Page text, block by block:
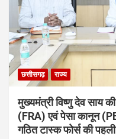
छत्तीसगढ़ राज्य
मुख्यमंत्री विष्णु देव साय
(FRA) एवं पेसा कानून
गठित टास्क फोर्स की